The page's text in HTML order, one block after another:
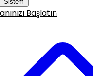
Sistem
Başlatın